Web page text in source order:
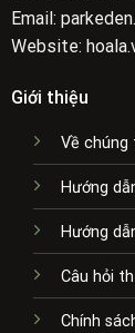
Email:
Website:
Giới thiệu
Về chúng
Hướng
Hướng
Câu hỏi
Chính